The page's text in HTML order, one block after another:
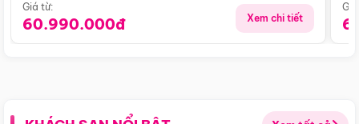
Giá từ:
60.990.000đ Xem chi tiết